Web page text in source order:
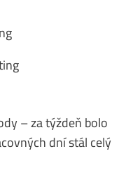
– za týždeň bolo
dní stál celý